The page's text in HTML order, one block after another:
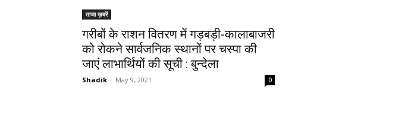
ताजा ख़बरें
गरीबों के राशन वितरण में गड़बड़ी-कालाबाजरी
को रोकने सार्वजनिक स्थानों पर चस्पा की
जाएं लाभार्थियों की सूची : बुन्देला
Shadik - May 9, 2021 0